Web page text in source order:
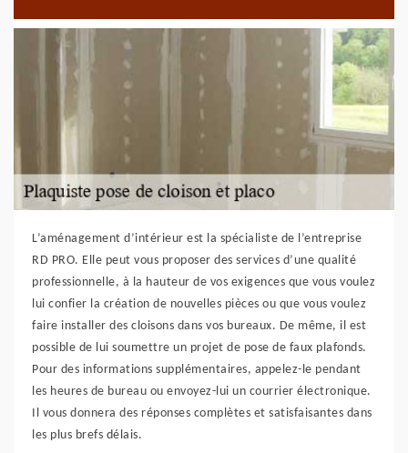
L’aménagement d’intérieur est la spécialiste de l’entreprise
RD PRO. Elle peut vous proposer des services d’une qualité
professionnelle, à la hauteur de vos exigences que vous voulez
lui confier la création de nouvelles pièces ou que vous voulez
faire installer des cloisons dans vos bureaux. De même, il est
possible de lui soumettre un projet de pose de faux plafonds.
Pour des informations supplémentaires, appelez-le pendant
les heures de bureau ou envoyez-lui un courrier électronique.
Il vous donnera des réponses complètes et satisfaisantes dans
les plus brefs délais.